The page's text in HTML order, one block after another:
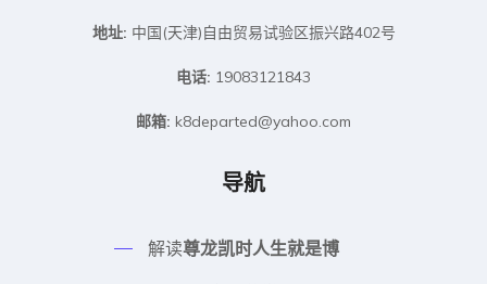
地址: 中国(天津)自由贸易试验区振兴路402号
电话: 19083121843
邮箱: k8departed@yahoo.com
导航
解读尊龙凯时人生就是博